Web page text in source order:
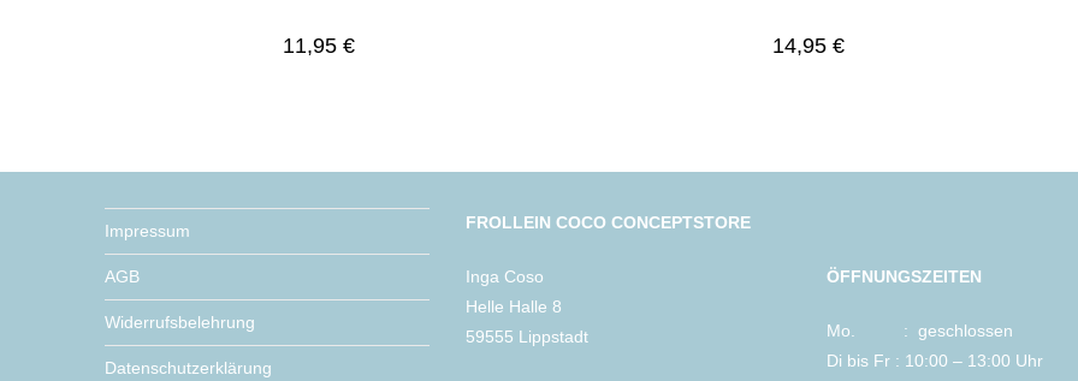
11,95€ 14,95 €
Impressum
AGB
Widerrufsbelehrung
Datenschutzerklärung
FROLLEIN COCO CONCEPTSTORE
Inga Coso
Helle Halle 8
59555 Lippstadt
ÖFFNUNGSZEITEN
Mo. : geschlossen
Di bis Fr : 10:00 – 13:00 Uhr